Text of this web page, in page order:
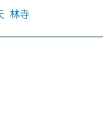
林寺